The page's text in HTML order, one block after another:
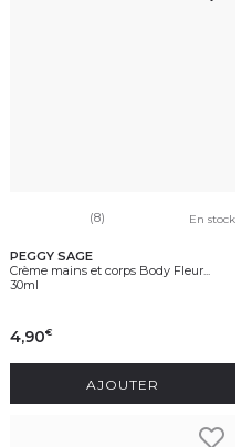
(8) En stock
PEGGY SAGE
Crème mains et corps Body Fleur...
30ml
4,90€
AJOUTER